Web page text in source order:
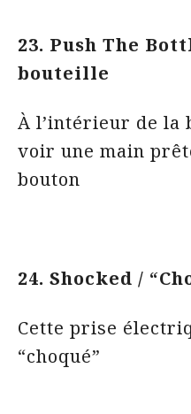
23. Push The
bouteille
À l’intérieur de la
voir une main
bouton
24. Shocked /
Cette prise
“choqué”